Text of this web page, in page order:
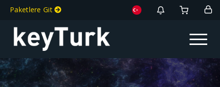
Paketlere Git
Toggle